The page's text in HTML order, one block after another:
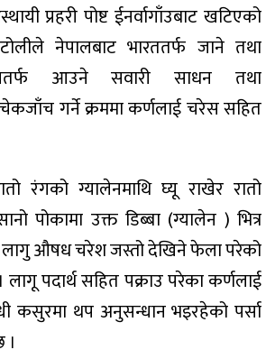
प्रहरी पोष्ट ईनर्वागाँउबाट खटिएको
नेपालबाट भारततर्फ जाने तथा
आउने सवारी साधन तथा
गर्ने क्रममा कर्णलाई चरेस सहित
रंगको ग्यालेनमाथि घ्यू राखेर रातो
पोकामा उक्त डिब्बा (ग्यालेन ) भित्र
औषध चरेश जस्तो देखिने फेला परेको
लागू पदार्थ सहित पक्राउ परेका कर्णलाई
कसुरमा थप अनुसन्धान भइरहेको पर्सा